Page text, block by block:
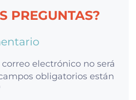
PREGUNTAS?
electrónico no será
obligatorios están